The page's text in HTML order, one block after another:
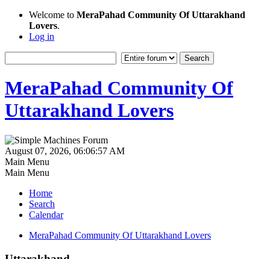
Welcome to MeraPahad Community Of Uttarakhand
Lovers.
Log in
MeraPahad Community Of
Uttarakhand Lovers
August 07, 2026, 06:06:57 AM
Main Menu
Main Menu
Home
Search
Calendar
MeraPahad Community Of Uttarakhand Lovers